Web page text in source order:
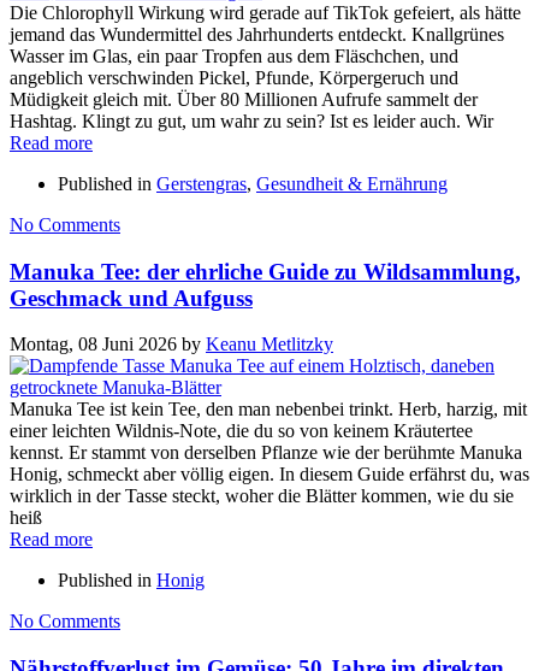
Die Chlorophyll Wirkung wird gerade auf TikTok gefeiert, als hätte
jemand das Wundermittel des Jahrhunderts entdeckt. Knallgrünes
Wasser im Glas, ein paar Tropfen aus dem Fläschchen, und
angeblich verschwinden Pickel, Pfunde, Körpergeruch und
Müdigkeit gleich mit. Über 80 Millionen Aufrufe sammelt der
Hashtag. Klingt zu gut, um wahr zu sein? Ist es leider auch. Wir
Read more
Published in Gerstengras, Gesundheit & Ernährung
No Comments
Manuka Tee: der ehrliche Guide zu Wildsammlung,
Geschmack und Aufguss
Montag, 08 Juni 2026 by Keanu Metlitzky
Manuka Tee ist kein Tee, den man nebenbei trinkt. Herb, harzig, mit
einer leichten Wildnis-Note, die du so von keinem Kräutertee
kennst. Er stammt von derselben Pflanze wie der berühmte Manuka
Honig, schmeckt aber völlig eigen. In diesem Guide erfährst du, was
wirklich in der Tasse steckt, woher die Blätter kommen, wie du sie
heiß
Read more
Published in Honig
No Comments